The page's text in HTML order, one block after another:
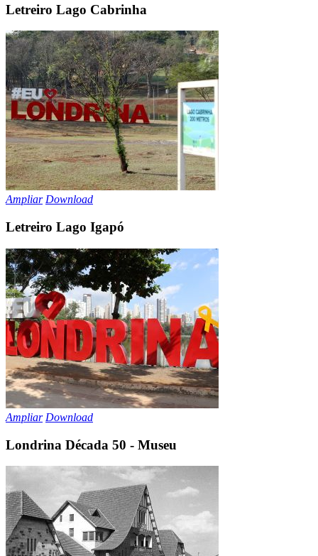
Letreiro Lago Cabrinha
Ampliar Download
Letreiro Lago Igapó
Ampliar Download
Londrina Década 50 - Museu